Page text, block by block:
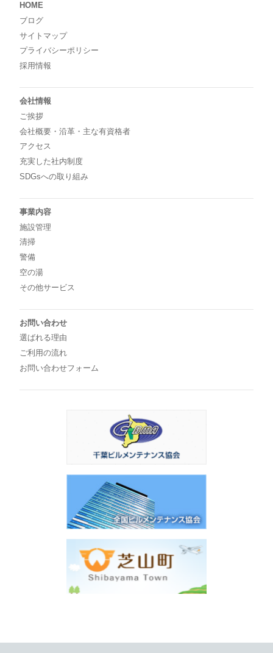
HOME
ブログ
サイトマップ
プライバシーポリシー
採用情報
会社情報
ご挨拶
会社概要・沿革・主な有資格者
アクセス
充実した社内制度
SDGsへの取り組み
事業内容
施設管理
清掃
警備
空の湯
その他サービス
お問い合わせ
選ばれる理由
ご利用の流れ
お問い合わせフォーム